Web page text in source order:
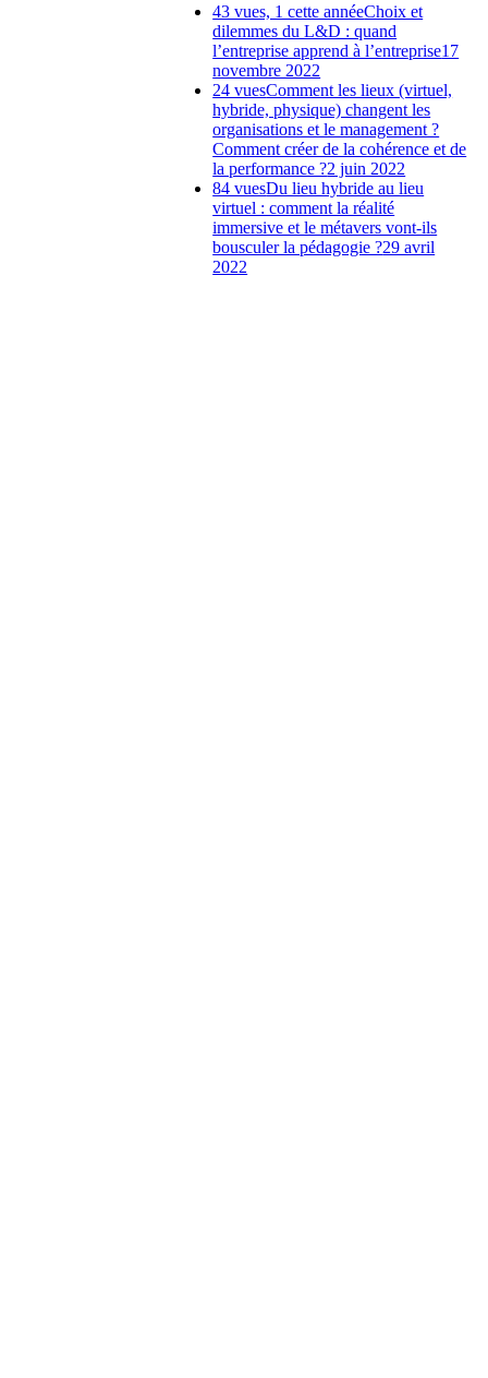
43 vues, 1 cette annéeChoix et
dilemmes du L&D : quand
l’entreprise apprend à l’entreprise17
novembre 2022
24 vuesComment les lieux (virtuel,
hybride, physique) changent les
organisations et le management ?
Comment créer de la cohérence et de
la performance ?2 juin 2022
84 vuesDu lieu hybride au lieu
virtuel : comment la réalité
immersive et le métavers vont-ils
bousculer la pédagogie ?29 avril
2022